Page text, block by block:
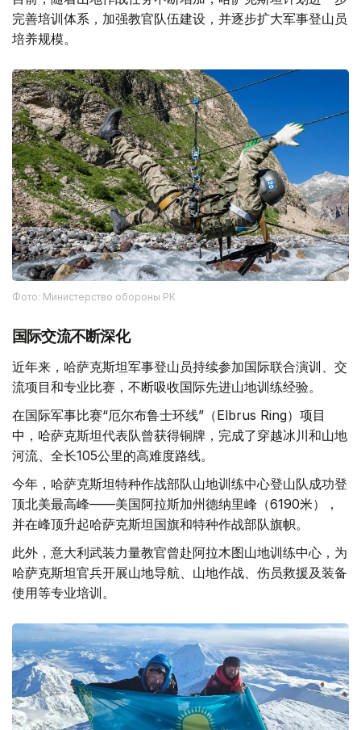
完善培训体系，加强教官队伍建设，并逐步扩大军事登山员
培养规模。
Фото: Министерство обороны РК
国际交流不断深化
近年来，哈萨克斯坦军事登山员持续参加国际联合演训、交
流项目和专业比赛，不断吸收国际先进山地训练经验。
在国际军事比赛“厄尔布鲁士环线”（Elbrus Ring）项目
中，哈萨克斯坦代表队曾获得铜牌，完成了穿越冰川和山地
河流、全长105公里的高难度路线。
今年，哈萨克斯坦特种作战部队山地训练中心登山队成功登
顶北美最高峰——美国阿拉斯加州德纳里峰（6190米），
并在峰顶升起哈萨克斯坦国旗和特种作战部队旗帜。
此外，意大利武装力量教官曾赴阿拉木图山地训练中心，为
哈萨克斯坦官兵开展山地导航、山地作战、伤员救援及装备
使用等专业培训。